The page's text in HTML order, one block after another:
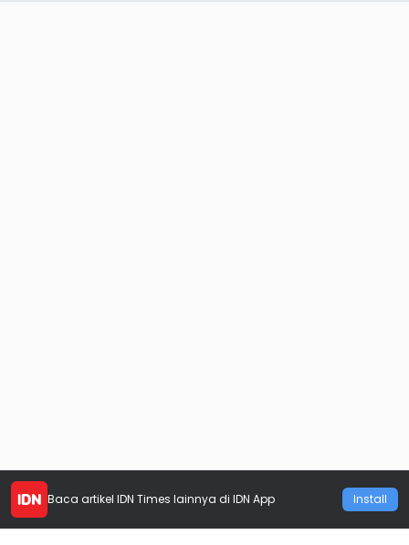
Baca artikel IDN Times lainnya di IDN App Install